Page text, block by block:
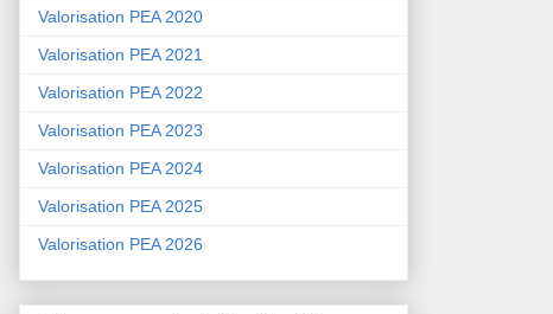
Valorisation PEA 2020
Valorisation PEA 2021
Valorisation PEA 2022
Valorisation PEA 2023
Valorisation PEA 2024
Valorisation PEA 2025
Valorisation PEA 2026